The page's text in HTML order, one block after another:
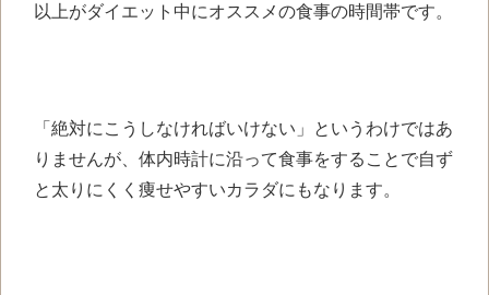
以上がダイエット中にオススメの食事の時間帯です。
「絶対にこうしなければいけない」というわけではあ
りませんが、体内時計に沿って食事をすることで自ず
と太りにくく痩せやすいカラダにもなります。